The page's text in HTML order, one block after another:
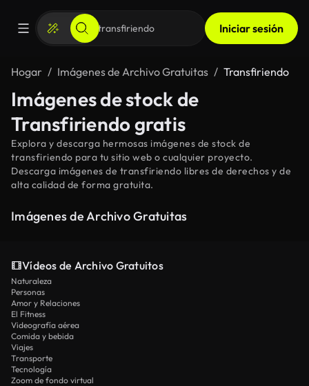
Iniciar sesión
Hogar Imágenes de Archivo Gratuitas Transfiriendo
Imágenes de stock de
Transfiriendo gratis
Explora y descarga hermosas imágenes de stock de
transfiriendo para tu sitio web o cualquier proyecto.
Descarga imágenes de transfiriendo libres de derechos y de
alta calidad de forma gratuita.
Imágenes de Archivo Gratuitas
Vídeos de Archivo Gratuitos
Naturaleza
Personas
Amor y Relaciones
El Fitness
Videografía aérea
Comida y bebida
Viajes
Transporte
Tecnología
Zoom de fondo virtual